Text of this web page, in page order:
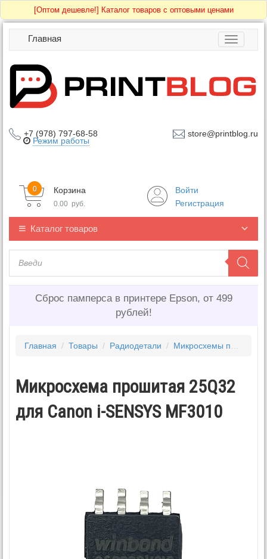
[Оптом дешевле!] Каталог товаров с оптовыми ценами
Toggle
Главная
+7 (978) 797-68-58 store@printblog.ru
Режим работы
Корзина
0
0.00 руб.
Войти
Регистрация
Каталог товаров
Сброс памперса в принтере Epson, от 499
рублей!
Главная / Товары / Радиодетали / Микросхемы прошитые для принтеров
Микросхема прошитая 25Q32
для Canon i-SENSYS MF3010